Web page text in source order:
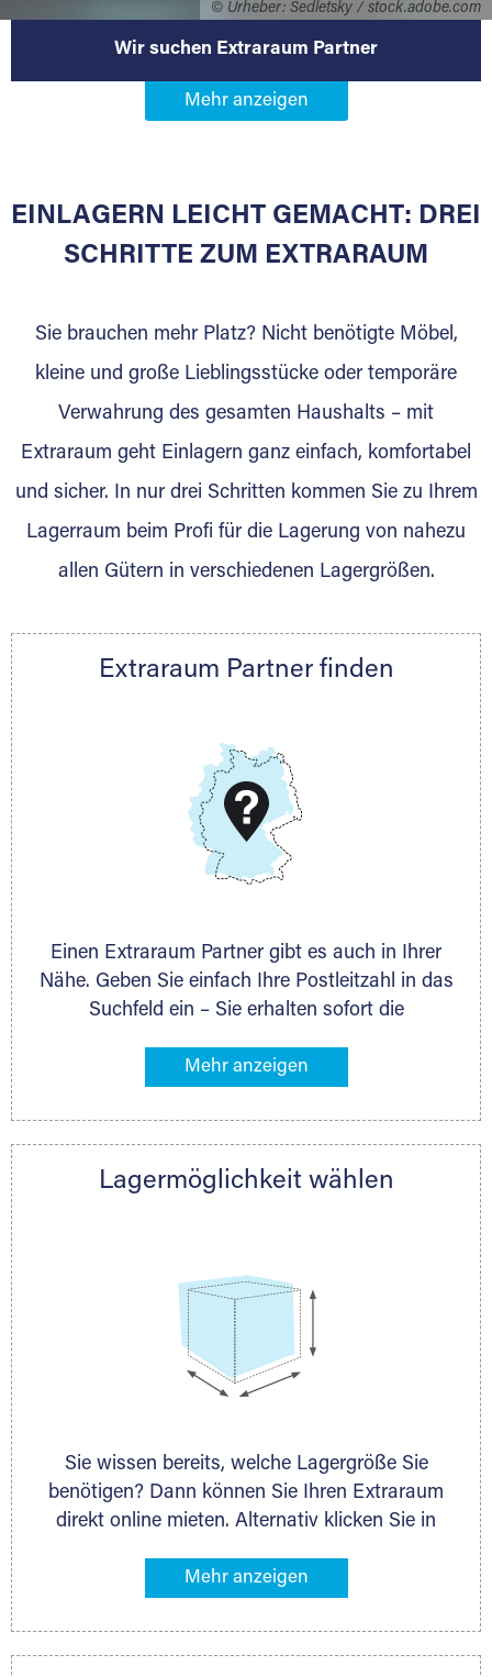
© Urheber: Sedletsky / stock.adobe.com
Wir suchen Extraraum Partner
Werden Sie Extraraum Partner in
Sie bieten Kunden Lagerraum zur Miete, der
wurde? Werden Sie jetzt Extraraum Partner
und generieren Sie über das Portal neue
Lagerkunden und Vermietungen.
Ihre Vorteile als Extraraum Partner:
Marktgerechte Preise
Digitale Buchungsplattform
Gewinnung von Neukunden
Ihre Ansprechpartnerin:
thorsten.klemt@extraraum.de
DMG Aktiengesellschaft
Schieferstein 11A
EINLAGERN LEICHT GEMACHT: DREI
SCHRITTE ZUM EXTRARAUM
Sie brauchen mehr Platz? Nicht benötigte Möbel,
kleine und große Lieblingsstücke oder temporäre
Verwahrung des gesamten Haushalts – mit
Extraraum geht Einlagern ganz einfach, komfortabel
und sicher. In nur drei Schritten kommen Sie zu Ihrem
Lagerraum beim Profi für die Lagerung von nahezu
allen Gütern in verschiedenen Lagergrößen.
Extraraum Partner finden
Einen Extraraum Partner gibt es auch in Ihrer
Nähe. Geben Sie einfach Ihre Postleitzahl in das
Suchfeld ein – Sie erhalten sofort die
Lagermöglichkeiten in Ihrer Nähe. An zahlreichen
direkt online mieten. Gibt es Extraraum noch
nächstgelegenen Partner und besprechen alles
Lagermöglichkeit wählen
Sie wissen bereits, welche Lagergröße Sie
benötigen? Dann können Sie Ihren Extraraum
direkt online mieten. Alternativ klicken Sie in
Gegenstände an, die Sie einlagern möchten –
ermittelt. Natürlich steht Ihnen Ihr Extraraum